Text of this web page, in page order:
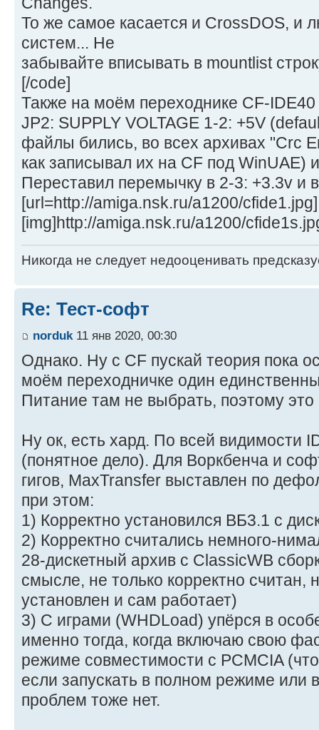
То же самое касается и CrossDOS, и
систем... Hе
забывайте вписывать в mountlist
[/code]
Также на моём переходнике CF-
JP2: SUPPLY VOLTAGE 1-2: +5V
файлы бились, во всех архивах "Crc
как записывал их на CF под WinUAE)
Переставил перемычку в 2-3: +3.3v и
[url=http://amiga.nsk.ru/a1200/cfide1.jpg]
[img]http://amiga.nsk.ru/a1200/
Никогда не следует недооценивать
Re: Тест-софт
norduk11 янв 2020, 00:30
Однако. Ну с CF пускай теория пока
моём переходничке один
Питание там не выбрать, поэтому это
Ну ок, есть хард. По всей видимости
(понятное дело). Для Воркбенча и
гигов, MaxTransfer выставлен по
при этом:
1) Корректно установился ВБ3.1 с
2) Корректно считались немного-
28-дискетный архив с ClassicWB
смысле, не только корректно считан,
установлен и сам работает)
3) С играми (WHDLoad) упёрся в
именно тогда, когда включаю свою
режиме совместимости с PCMCIA
если запускать в полном режиме или
проблем тоже нет.